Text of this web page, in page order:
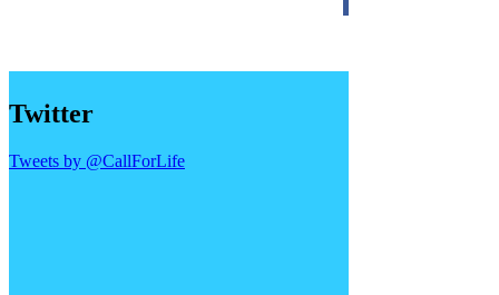
Twitter
Tweets by @CallForLife